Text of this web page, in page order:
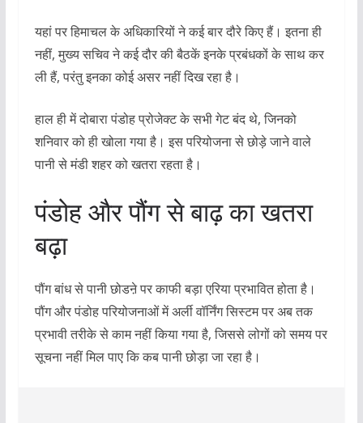
यहां पर हिमाचल के अधिकारियों ने कई बार दौरे किए हैं। इतना ही
नहीं, मुख्य सचिव ने कई दौर की बैठकें इनके प्रबंधकों के साथ कर
ली हैं, परंतु इनका कोई असर नहीं दिख रहा है।
हाल ही में दोबारा पंडोह प्रोजेक्ट के सभी गेट बंद थे, जिनको
शनिवार को ही खोला गया है। इस परियोजना से छोड़े जाने वाले
पानी से मंडी शहर को खतरा रहता है।
पंडोह और पौंग से बाढ़ का खतरा
बढ़ा
पौंग बांध से पानी छोडऩे पर काफी बड़ा एरिया प्रभावित होता है।
पौंग और पंडोह परियोजनाओं में अर्ली वॉर्निंग सिस्टम पर अब तक
प्रभावी तरीके से काम नहीं किया गया है, जिससे लोगों को समय पर
सूचना नहीं मिल पाए कि कब पानी छोड़ा जा रहा है।